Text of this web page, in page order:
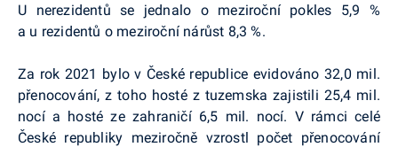
U nerezidentů se jednalo o meziroční pokles 5,9 %
a u rezidentů o meziroční nárůst 8,3 %.
Za rok 2021 bylo v České republice evidováno 32,0 mil.
přenocování, z toho hosté z tuzemska zajistili 25,4 mil.
nocí a hosté ze zahraničí 6,5 mil. nocí. V rámci celé
České republiky meziročně vzrostl počet přenocování